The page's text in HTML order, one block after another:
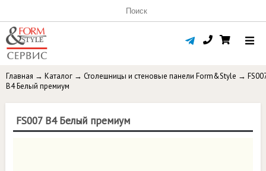
Главная → Каталог → Столешницы и стеновые панели Form&Style →
B4 Белый премиум
FS007 B4 Белый премиум